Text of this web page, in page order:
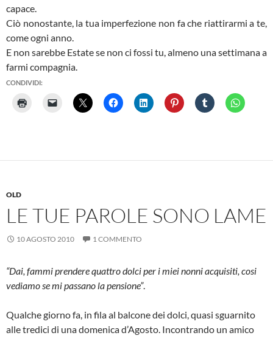
capace.
Ciò nonostante, la tua imperfezione non fa che riattirarmi a te,
come ogni anno.
E non sarebbe Estate se non ci fossi tu, almeno una settimana a
farmi compagnia.
CONDIVIDI:
OLD
LE TUE PAROLE SONO LAME
10 AGOSTO 2010 1 COMMENTO
“Dai, fammi prendere quattro dolci per i miei nonni acquisiti, cosi
vediamo se mi passano la pensione”.
Qualche giorno fa, in fila al balcone dei dolci, quasi sguarnito
alle tredici di una domenica d’Agosto. Incontrando un amico